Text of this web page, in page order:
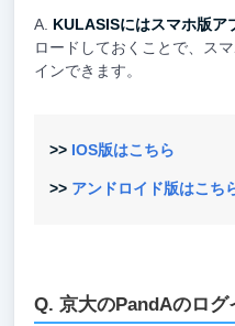
KULASISにはスマホ版ア
ロードしておくことで、ス
インできます。
>> IOS版はこちら
>> アンドロイド版はこち
京大のPandAのログ